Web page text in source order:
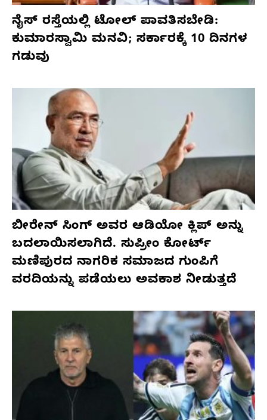
ನೈಸ್ ರಸ್ತೆಯಲ್ಲಿ ಟೋಲ್ ಪಾವತಿಸಬೇಡಿ:
ಕುಮಾರಸ್ವಾಮಿ ಮನವಿ; ಸರ್ಕಾರಕ್ಕೆ 10 ದಿನಗಳ
ಗಡುವು
ಬೀರೇನ್ ಸಿಂಗ್ ಅವರ ಆಡಿಯೋ ಕ್ಲಿಪ್ ಅನ್ನು
ಬದಲಾಯಿಸಲಾಗಿದೆ. ಸುಪ್ರೀಂ ಕೋರ್ಟ್
ಮಣಿಪುರದ ನಾಗರಿಕ ಸಮಾಜದ ಗುಂಪಿಗೆ
ವರದಿಯನ್ನು ಪಡೆಯಲು ಅವಕಾಶ ನೀಡುತ್ತದೆ